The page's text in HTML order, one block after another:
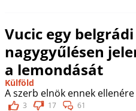
Vucic egy belgrádi
nagygyűlésen
a lemondását
Külföld
A szerb elnök ennek
3 17 61